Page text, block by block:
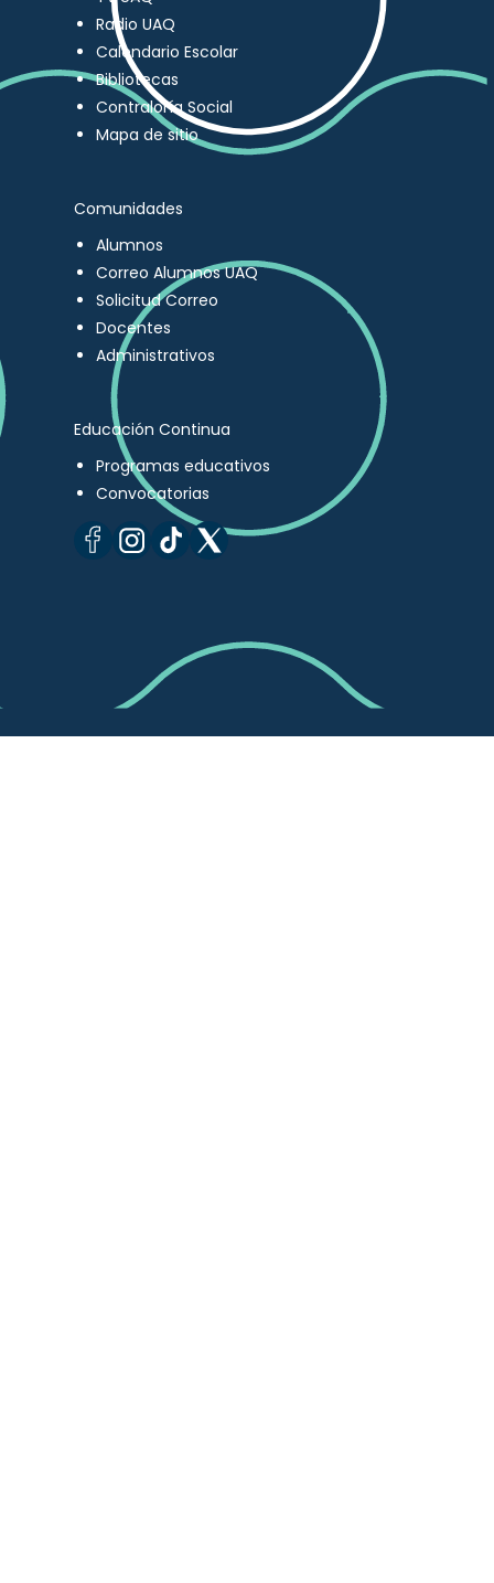
Radio UAQ
Calendario Escolar
Bibliotecas
Contraloría Social
Mapa de sitio
Comunidades
Alumnos
Correo Alumnos UAQ
Solicitud Correo
Docentes
Administrativos
Educación Continua
Programas educativos
Convocatorias